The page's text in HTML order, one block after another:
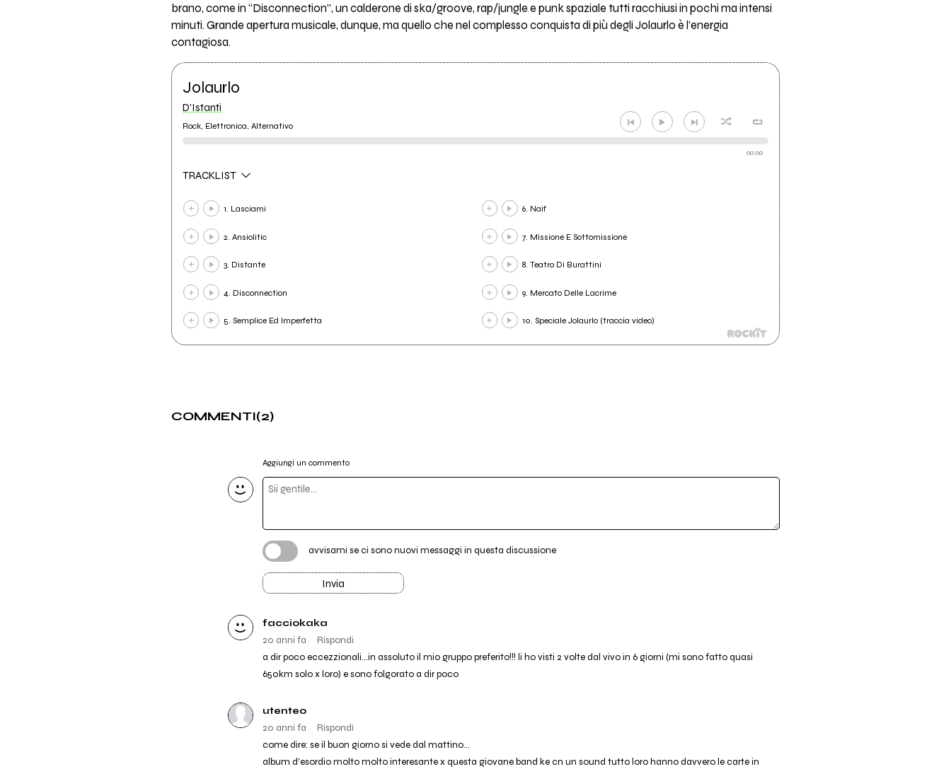
brano, come in “Disconnection”, un calderone di ska/groove, rap/jungle e punk spaziale tutti racchiusi in pochi ma intensi
minuti. Grande apertura musicale, dunque, ma quello che nel complesso conquista di più degli Jolaurlo è l’energia
contagiosa.
Jolaurlo
D'Istanti
Rock, Elettronica, Alternativo
00:00
TRACKLIST
1. Lasciami
2. Ansiolitic
3. Distante
4. Disconnection
5. Semplice Ed Imperfetta
6. Naif
7. Missione E Sottomissione
8. Teatro Di Burattini
9. Mercato Delle Lacrime
10. Speciale Jolaurlo (traccia video)
COMMENTI(2)
Aggiungi un commento
avvisami se ci sono nuovi messaggi in questa discussione
Invia
facciokaka
20 anni fa
Rispondi
a dir poco eccezzionali...in assoluto il mio gruppo preferito!!! li ho visti 2 volte dal vivo in 6 giorni (mi sono fatto quasi
650km solo x loro) e sono folgorato a dir poco
utente0
20 anni fa
Rispondi
come dire: se il buon giorno si vede dal mattino...
album d'esordio molto molto interesante x questa giovane band ke cn un sound tutto loro hanno davvero le carte in